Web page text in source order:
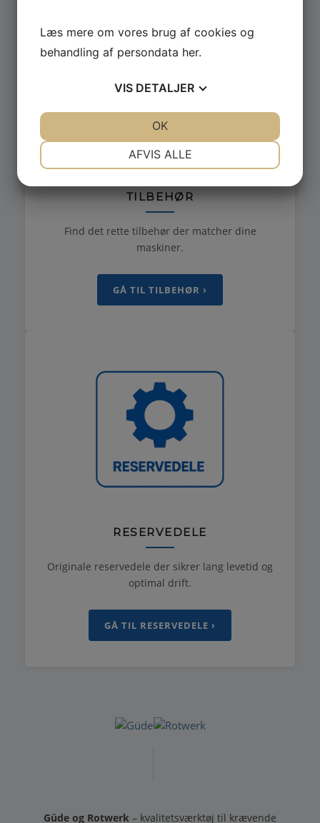
TILBEHØR
Find det rette tilbehør der matcher dine
maskiner.
GÅ TIL TILBEHØR ›
RESERVEDELE
Originale reservedele der sikrer lang levetid og
optimal drift.
GÅ TIL RESERVEDELE ›
Güde og Rotwerk – kvalitetsværktøj til krævende
Læs mere om vores brug af cookies og
behandling af persondata her.
VIS DETALJER
NØDVENDIGE PRÆFERENCER
MARKETING
AFVIS ALLE
OK